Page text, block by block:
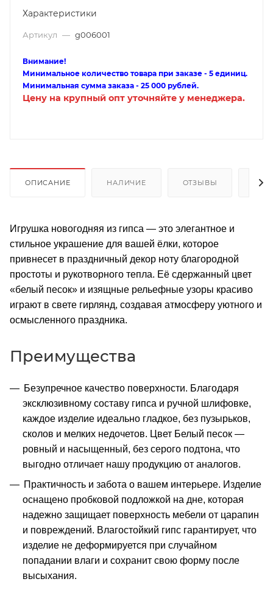
Характеристики
Артикул — g006001
Внимание!
Минимальное количество товара при заказе - 5 единиц.
Минимальная сумма заказа - 25 000 рублей.
Цену на крупный опт уточняйте у менеджера.
ОПИСАНИЕ НАЛИЧИЕ ОТЗЫВЫ
Игрушка новогодняя из гипса — это элегантное и
стильное украшение для вашей ёлки, которое
привнесет в праздничный декор ноту благородной
простоты и рукотворного тепла. Её сдержанный цвет
«белый песок» и изящные рельефные узоры красиво
играют в свете гирлянд, создавая атмосферу уютного и
осмысленного праздника.
Преимущества
Безупречное качество поверхности. Благодаря
эксклюзивному составу гипса и ручной шлифовке,
каждое изделие идеально гладкое, без пузырьков,
сколов и мелких недочетов. Цвет Белый песок —
ровный и насыщенный, без серого подтона, что
выгодно отличает нашу продукцию от аналогов.
Практичность и забота о вашем интерьере. Изделие
оснащено пробковой подложкой на дне, которая
надежно защищает поверхность мебели от царапин
и повреждений. Влагостойкий гипс гарантирует, что
изделие не деформируется при случайном
попадании влаги и сохранит свою форму после
высыхания.